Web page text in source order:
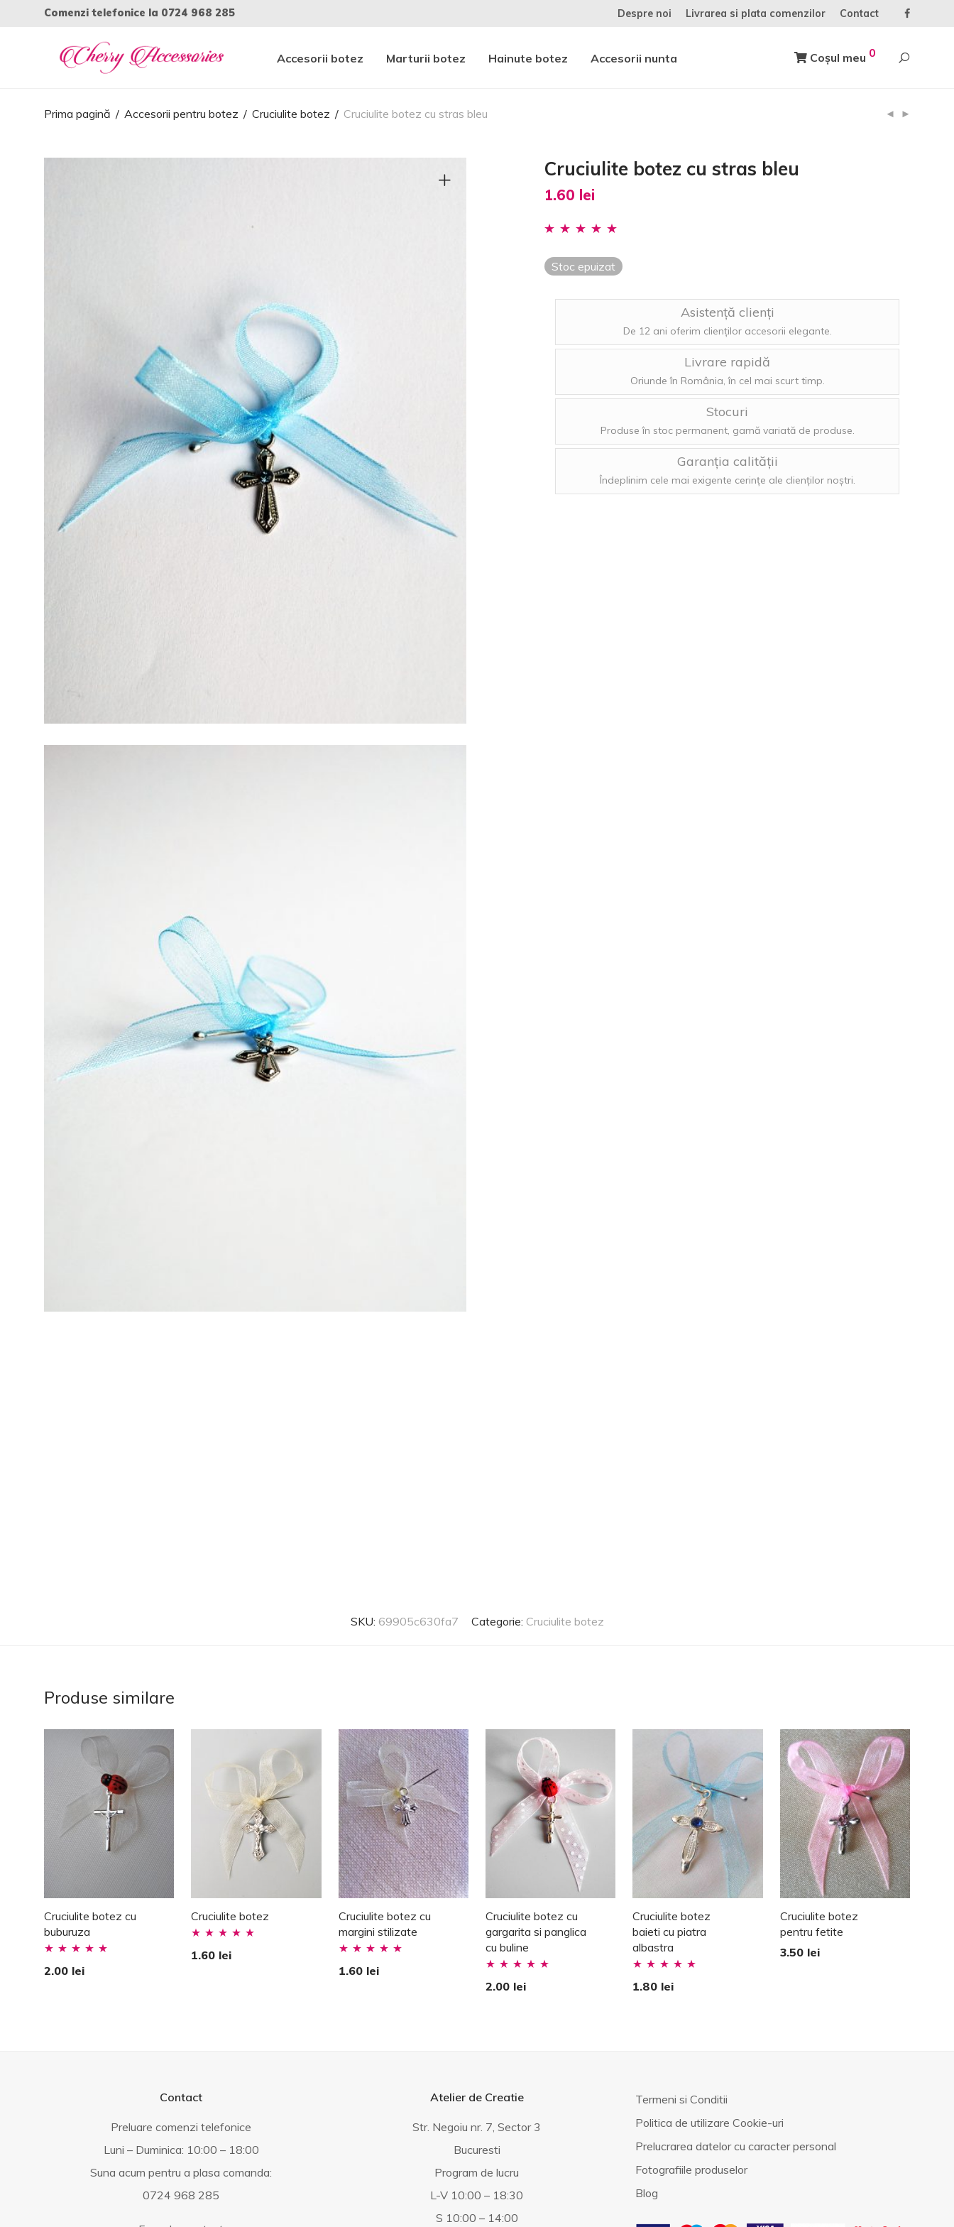
Comenzi telefonice la 0724 968 285 Despre noi Livrarea si plata comenzilor Contact
Accesorii botez Marturii botez Hainute botez Accesorii nunta Coșul meu 0
Prima pagină / Accesorii pentru botez / Cruciulite botez / Cruciulite botez cu stras bleu
Cruciulite botez cu stras bleu
1.60 lei
din 5 pe baza
clientului
Stoc epuizat
Asistență clienți
De 12 ani oferim clienților accesorii elegante.
Livrare rapidă
Oriunde în România, în cel mai scurt timp.
Stocuri
Produse în stoc permanent, gamă variată de produse.
Garanția calității
Îndeplinim cele mai exigente cerințe ale clienților noștri.
SKU: 69905c630fa7 Categorie: Cruciulite botez
Produse similare
Cruciulite botez cu
buburuza
Evaluat la
2.00 lei
Cruciulite botez
Evaluat la
1.60 lei
Cruciulite botez cu
margini stilizate
Evaluat la
1.60 lei
Cruciulite botez cu
gargarita si panglica
cu buline
Evaluat la
2.00 lei
Cruciulite botez
baieti cu piatra
albastra
Evaluat la
1.80 lei
Cruciulite botez
pentru fetite
3.50 lei
Contact
Preluare comenzi telefonice
Luni – Duminica: 10:00 – 18:00
Suna acum pentru a plasa comanda:
0724 968 285
Atelier de Creatie
Str. Negoiu nr. 7, Sector 3
Bucuresti
Program de lucru
L-V 10:00 – 18:30
S 10:00 – 14:00
Termeni si Conditii
Politica de utilizare Cookie-uri
Prelucrarea datelor cu caracter personal
Fotografiile produselor
Blog